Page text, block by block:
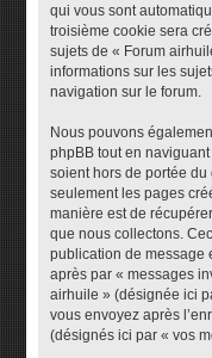
qui vous sont
troisième cookie sera
sujets de « Forum
informations sur les
navigation sur le forum.
Nous pouvons
phpBB tout en
soient hors de portée
seulement les pages
manière est de
que nous collectons.
publication de message
après par « messages
airhuile » (désignée ici
vous envoyez après
(désignés ici par « vos